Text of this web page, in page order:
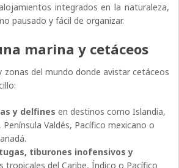
integrados en la naturaleza,
pausado y fácil de organizar.
marina y cetáceos
zonas del mundo donde avistar cetáceos
y delfines en destinos como Islandia,
Valdés, Pacífico mexicano o
tiburones inofensivos y
tropicales del Caribe, Índico o Pacífico